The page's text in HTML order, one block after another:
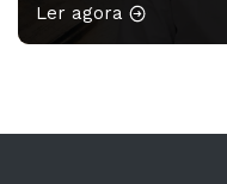
edição”, ministrado pela
Ler agora